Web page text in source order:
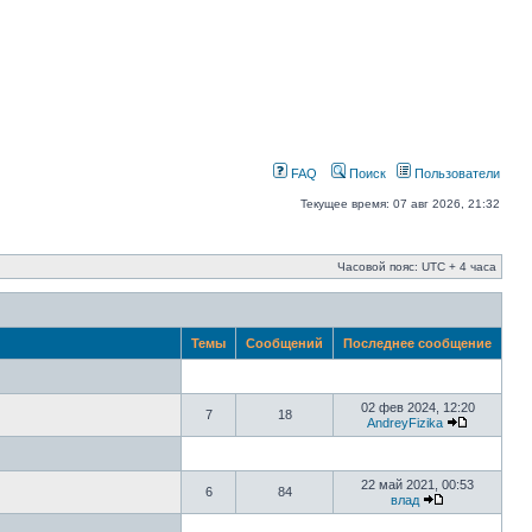
FAQ Поиск Пользователи
Текущее время: 07 авг 2026, 21:32
Часовой пояс: UTC + 4 часа
Темы Сообщений Последнее сообщение
7 18
02 фев 2024, 12:20
AndreyFizika
6 84
22 май 2021, 00:53
влад